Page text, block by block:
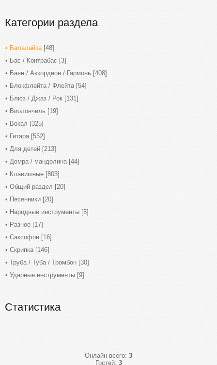
Категории раздела
Балалайка [48]
Бас / Контрабас [3]
Баян / Аккордеон / Гармонь [408]
Блокфлейта / Флейта [54]
Блюз / Джаз / Рок [131]
Виолончель [19]
Вокал [325]
Гитара [552]
Для детей [213]
Домра / мандолина [44]
Клавишные [803]
Общий раздел [20]
Песенники [20]
Народные инструменты [5]
Разное [17]
Саксофон [16]
Скрипка [146]
Труба / Туба / Тромбон [30]
Ударные инструменты [9]
Статистика
Онлайн всего: 3
Гостей: 3